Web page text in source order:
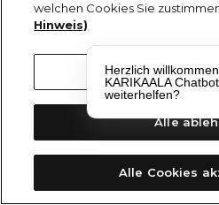
Herzlich
KARIKAALA
weiterhelfen?
welchen Cookies Sie
Hinweis)
Cookie-
Alle
Alle Cookies